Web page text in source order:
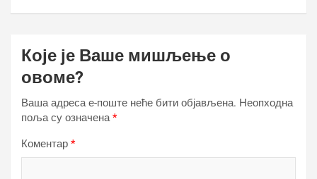
Које је Ваше мишљење о
овоме?
Ваша адреса е-поште неће бити објављена. Неопходна
поља су означена*
Коментар *